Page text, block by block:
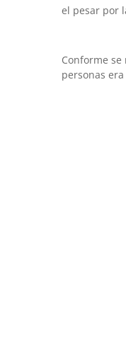
el pesar por
Conforme
personas